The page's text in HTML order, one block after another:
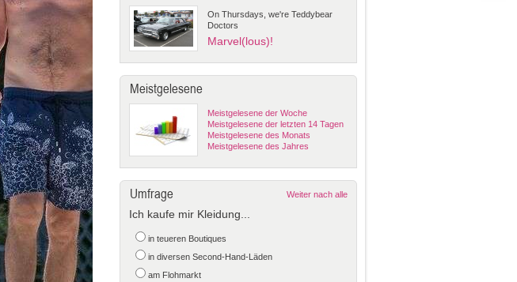
On Thursdays, we're Teddybear
Doctors
Marvel(lous)!
Meistgelesene
Meistgelesene der Woche
Meistgelesene der letzten 14 Tagen
Meistgelesene des Monats
Meistgelesene des Jahres
Umfrage Weiter nach alle
Ich kaufe mir Kleidung...
in teueren Boutiques
in diversen Second-Hand-Läden
am Flohmarkt